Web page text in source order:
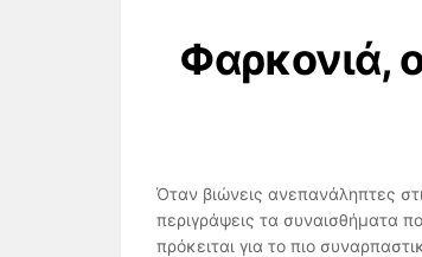
Φαρκονιά,
Όταν βιώνεις ανεπανάληπτες
περιγράψεις τα συναισθήματα
πρόκειται για το πιο